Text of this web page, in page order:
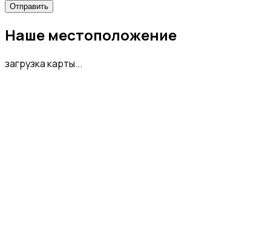
Наше местоположение
загрузка карты...